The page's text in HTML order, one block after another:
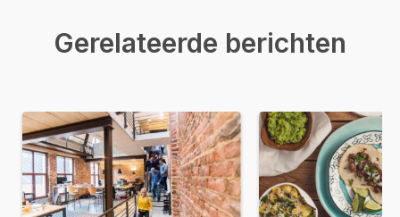
Gerelateerde berichten